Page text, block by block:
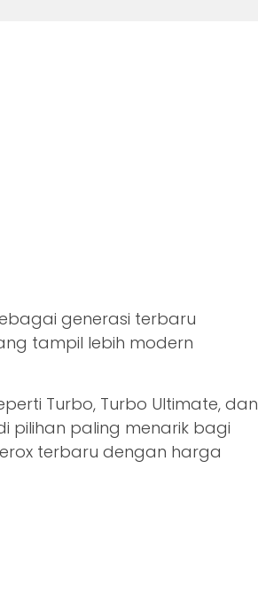
generasi terbaru
tampil lebih modern
Turbo, Turbo Ultimate, dan
pilihan paling menarik bagi
terbaru dengan harga